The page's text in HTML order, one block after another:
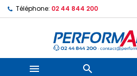
Téléphone: 02 44 844 200
 